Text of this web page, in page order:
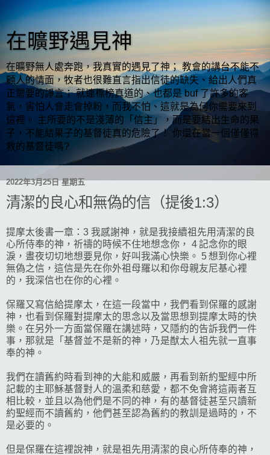
在曠野遇見神
在曠野無人處奔跑，我真實的遇見了神； 教會的講台不能不
顧人的情面，牧者也很難直言指出信徒的缺失、給出人們真
正需要的諍言； 就連標榜真道的、也都是 buf 了許多的客
氣，害怕人會走會掉粉，而我不怕、這就是為何你需要來到
這裡。 主所要的不是淺薄的「信主」，而是要結出生命的果
子，不能結果子的基督徒真的危險了！ 你還在當一個僅僅得
救的基督徒嗎?
2022年3月25日 星期五
清潔的良心和無偽的信（提後1:3）
提摩太後書一章：3 我感謝神，就是我接續祖先用清潔的良
心所侍奉的神，祈禱的時候不住地想念你， 4 記念你的眼
淚，晝夜切切地想要見你，好叫我滿心快樂。 5 想到你心裡
無偽之信，這信是先在你外祖母羅以和你母親友尼基心裡
的，我深信也在你的心裡。
保羅又寫信給提摩太，在這一段當中，我們看到保羅的感謝
神，也看到保羅對提摩太的思念以及當思想到提摩太時的快
樂。在另外一方面當保羅在講述時，又隱約的告訴我們一件
事，那就是「基督並不是新的神，乃是猷太人祖先就一直事
奉的神。
我們在讀舊約時看到神的大能和威嚴，再看到新約聖經中所
記載的主耶穌基督對人的溫柔和慈愛，都不免會將這兩者互
相比較，並且以為他們是不同的神，有的基督徒甚至只讀新
約聖經而不讀舊約，他們甚至認為舊約的教訓是過時的，不
是必要的。
但是保羅在這裡說神，就是祖先用清潔的良心所侍奉的神，